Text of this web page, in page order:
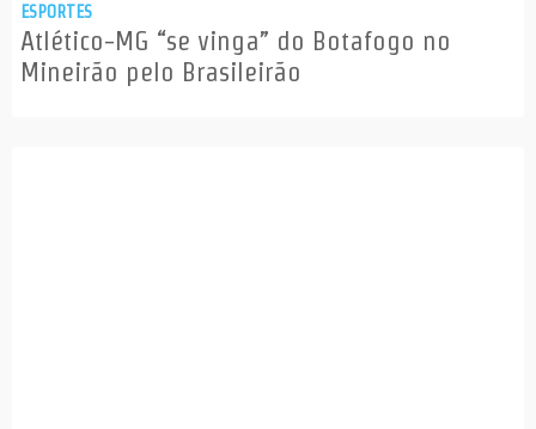
ESPORTES
Atlético-MG “se vinga” do Botafogo no
Mineirão pelo Brasileirão